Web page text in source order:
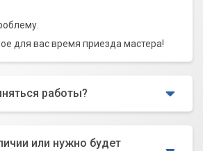
для вас время приезда мастера!
работы?
или нужно будет